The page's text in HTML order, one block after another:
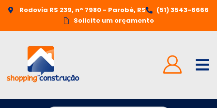
Rodovia RS 239, n° 7980 - Parobé, RS
(51) 3543-6666
Solicite um orçamento